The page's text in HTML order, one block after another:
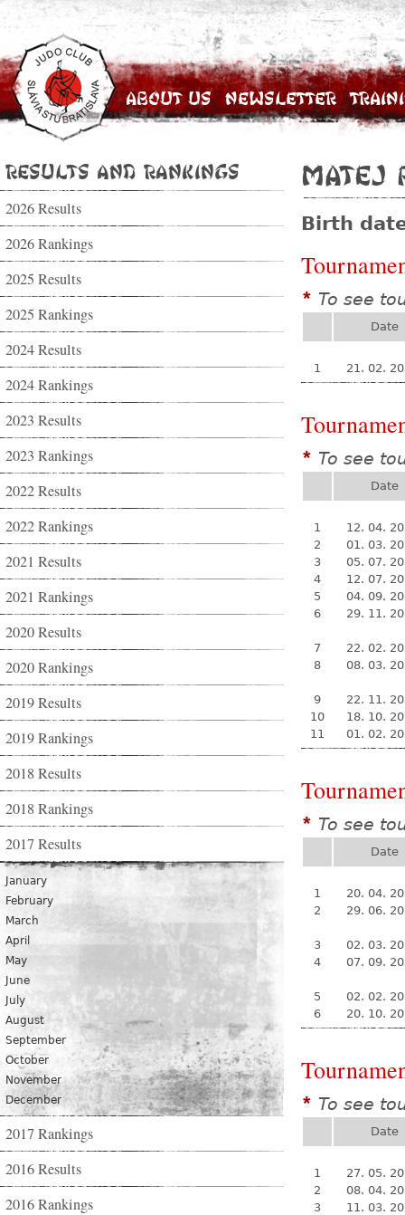
About Us Newsletter
Results and Rankings
2026 Results
2026 Rankings
2025 Results
2025 Rankings
2024 Results
2024 Rankings
2023 Results
2023 Rankings
2022 Results
2022 Rankings
2021 Results
2021 Rankings
2020 Results
2020 Rankings
2019 Results
2019 Rankings
2018 Results
2018 Rankings
2017 Results
January
February
March
April
May
June
July
August
September
October
November
December
2017 Rankings
2016 Results
2016 Rankings
Matej
Birth
* To see
Date
1 21. 02.
* To see
Date
1
12. 04.
2
01. 03.
3
05. 07.
4
12. 07.
5
04. 09.
6
29. 11.
7
22. 02.
8
08. 03.
9
22. 11.
10
18. 10.
11
01. 02.
* To see
Date
1
20. 04.
2
29. 06.
3
02. 03.
4
07. 09.
5
02. 02.
6
20. 10.
* To see
Date
1
27. 05.
2
08. 04.
3
11. 03.